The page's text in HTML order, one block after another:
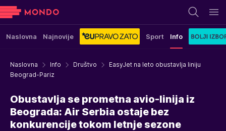
Naslovna Najnovije Sport Info
Naslovna Info Društvo
EasyJet na leto obustavlja liniju
Beograd-Pariz
Obustavlja se prometna avio-linija iz
Beograda: Air Serbia ostaje bez
konkurencije tokom letnje sezone